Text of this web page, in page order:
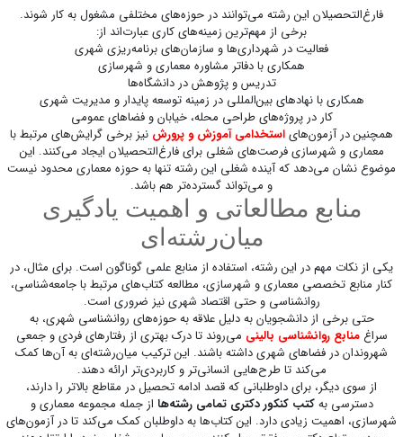
فارغ‌التحصیلان این رشته می‌توانند در حوزه‌های مختلفی مشغول به کار شوند.
برخی از مهم‌ترین زمینه‌های کاری عبارت‌اند از:
فعالیت در شهرداری‌ها و سازمان‌های برنامه‌ریزی شهری
همکاری با دفاتر مشاوره معماری و شهرسازی
تدریس و پژوهش در دانشگاه‌ها
همکاری با نهادهای بین‌المللی در زمینه توسعه پایدار و مدیریت شهری
کار در پروژه‌های طراحی محله، خیابان و فضاهای عمومی
همچنین در آزمون‌هایاستخدامی آموزش و پرورش نیز برخی گرایش‌های مرتبط با
معماری و شهرسازی فرصت‌های شغلی برای فارغ‌التحصیلان ایجاد می‌کنند. این
موضوع نشان می‌دهد که آینده شغلی این رشته تنها به حوزه معماری محدود نیست
و می‌تواند گسترده‌تر هم باشد.
منابع مطالعاتی و اهمیت یادگیری
میان‌رشته‌ای
یکی از نکات مهم در این رشته، استفاده از منابع علمی گوناگون است. برای مثال، در
کنار منابع تخصصی معماری و شهرسازی، مطالعه کتاب‌های مرتبط با جامعه‌شناسی،
روانشناسی و حتی اقتصاد شهری نیز ضروری است.
حتی برخی از دانشجویان به دلیل علاقه به حوزه‌های روانشناسی شهری، به
سراغمنابع روانشناسی بالینی می‌روند تا درک بهتری از رفتارهای فردی و جمعی
شهروندان در فضاهای شهری داشته باشند. این ترکیب میان‌رشته‌ای به آن‌ها کمک
می‌کند تا طرح‌هایی انسانی‌تر و کاربردی‌تر ارائه دهند.
از سوی دیگر، برای داوطلبانی که قصد ادامه تحصیل در مقاطع بالاتر را دارند،
دسترسی بهکتب کنکور دکتری تمامی رشته‌ها از جمله مجموعه معماری و
شهرسازی، اهمیت زیادی دارد. این کتاب‌ها به داوطلبان کمک می‌کند تا در آزمون‌های